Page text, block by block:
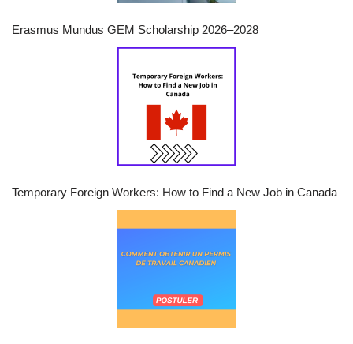
Erasmus Mundus GEM Scholarship 2026–2028
Temporary Foreign Workers: How to Find a New Job in Canada